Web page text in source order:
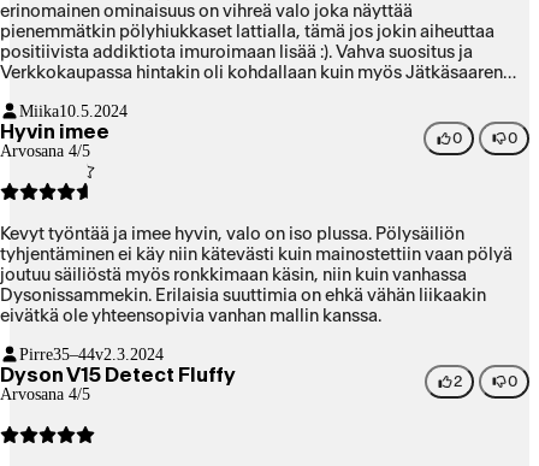
erinomainen ominaisuus on vihreä valo joka näyttää
pienemmätkin pölyhiukkaset lattialla, tämä jos jokin aiheuttaa
positiivista addiktiota imuroimaan lisää :). Vahva suositus ja
Verkkokaupassa hintakin oli kohdallaan kuin myös Jätkäsaaren
Miika10.5.2024
Hyvin imee
Arvosana 4/5
0 0
Kevyt työntää ja imee hyvin, valo on iso plussa. Pölysäiliön
tyhjentäminen ei käy niin kätevästi kuin mainostettiin vaan pölyä
joutuu säiliöstä myös ronkkimaan käsin, niin kuin vanhassa
Dysonissammekin. Erilaisia suuttimia on ehkä vähän liikaakin
eivätkä ole yhteensopivia vanhan mallin kanssa.
Pirre35–44v2.3.2024
Dyson V15 Detect Fluffy
Arvosana 4/5
2 0